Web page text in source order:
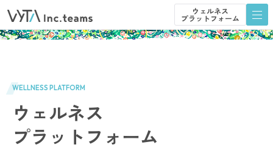
ウェルネス
プラットフォーム
ウェルネス
プラットフォーム
WELLNESS PLATFORM
ウェルネス
プラットフォーム